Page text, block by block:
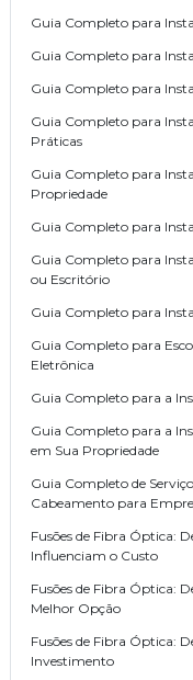
Guia Completo para
Guia Completo para
Guia Completo para
Guia Completo para
Práticas
Guia Completo para
Propriedade
Guia Completo para
Guia Completo para
ou Escritório
Guia Completo para
Guia Completo para
Eletrônica
Guia Completo para a
Guia Completo para a
em Sua Propriedade
Guia Completo de
Cabeamento para
Fusões de Fibra Óptica:
Influenciam o Custo
Fusões de Fibra Óptica:
Melhor Opção
Fusões de Fibra Óptica:
Investimento